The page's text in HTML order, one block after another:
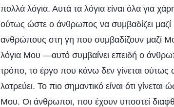
πολλά λόγια. Αυτά τα λόγια είναι όλα για
ούτως ώστε ο άνθρωπος να συμβαδίζει
ανθρώπους στη γη που συμβαδίζουν μαζί
λόγια Μου —αυτό συμβαίνει επειδή ο
τρόπο, το έργο που κάνω δεν γίνεται
λατρεύει. Το πιο σημαντικό είναι ότι
Μου. Οι άνθρωποι, που έχουν υποστεί